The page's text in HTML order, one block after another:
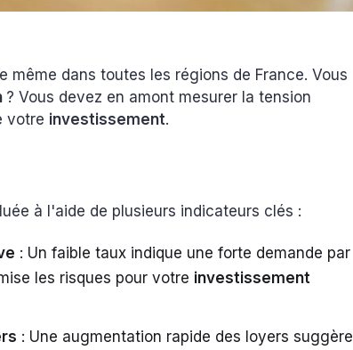
même dans toutes les régions de France. Vous
? Vous devez en amont mesurer la tension
votre investissement.
à l'aide de plusieurs indicateurs clés :
: Un faible taux indique une forte demande par
les risques pour votre investissement
: Une augmentation rapide des loyers suggère